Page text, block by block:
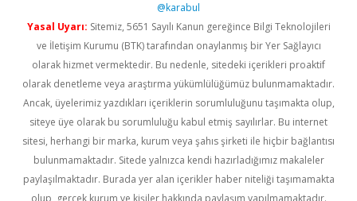
@karabul
Yasal Uyarı: Sitemiz, 5651 Sayılı Kanun gereğince Bilgi Teknolojileri
ve İletişim Kurumu (BTK) tarafından onaylanmış bir Yer Sağlayıcı
olarak hizmet vermektedir. Bu nedenle, sitedeki içerikleri proaktif
olarak denetleme veya araştırma yükümlülüğümüz bulunmamaktadır.
Ancak, üyelerimiz yazdıkları içeriklerin sorumluluğunu taşımakta olup,
siteye üye olarak bu sorumluluğu kabul etmiş sayılırlar. Bu internet
sitesi, herhangi bir marka, kurum veya şahıs şirketi ile hiçbir bağlantısı
bulunmamaktadır. Sitede yalnızca kendi hazırladığımız makaleler
paylaşılmaktadır. Burada yer alan içerikler haber niteliği taşımamakta
olup, gerçek kurum ve kişiler hakkında paylaşım yapılmamaktadır.